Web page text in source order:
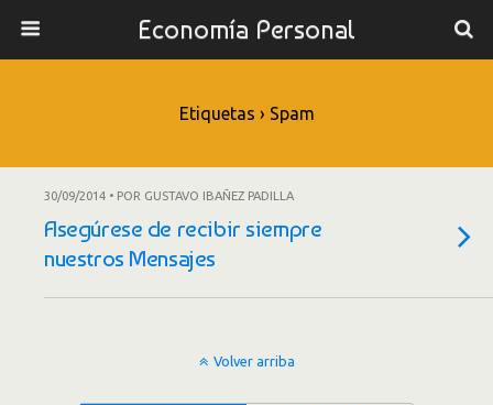
Economía Personal
Etiquetas › Spam
30/09/2014 • POR GUSTAVO IBAÑEZ PADILLA
Asegúrese de recibir siempre
nuestros Mensajes
Volver arriba